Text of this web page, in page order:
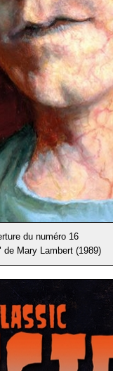
du numéro 16
de Mary Lambert (1989)